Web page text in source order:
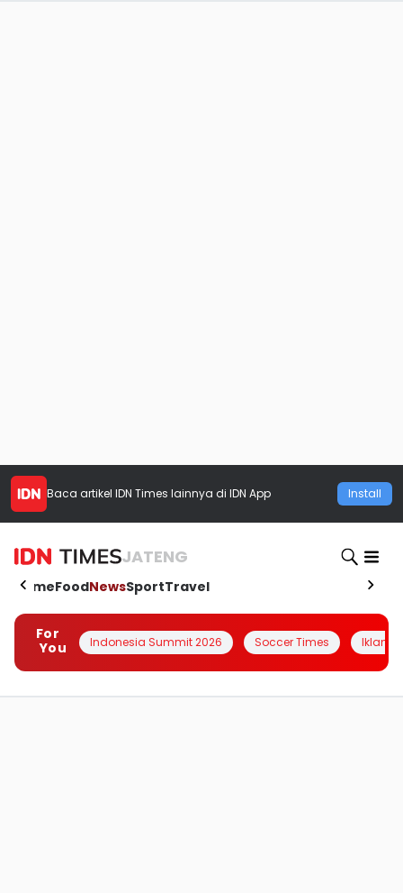
Baca artikel IDN Times lainnya di IDN App Install
JATENG
HomeFoodNewsSportTravel
For
You
Indonesia Summit 2026 Soccer Times Iklanin